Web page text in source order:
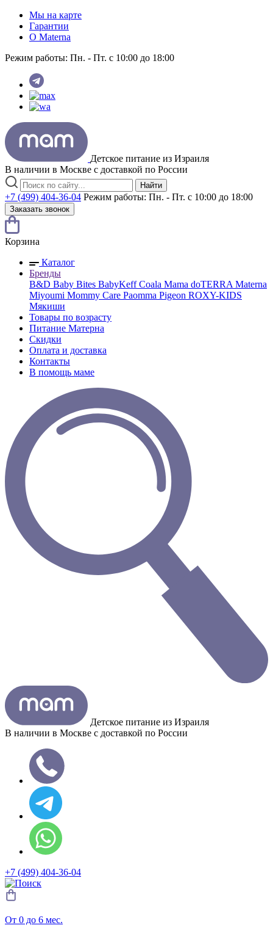
Мы на карте
Гарантии
O Materna
Режим работы: Пн. - Пт. с 10:00 до 18:00
Детское питание из Израиля
В наличии в Москве с доставкой по России
Найти
+7 (499) 404-36-04 Режим работы: Пн. - Пт. с 10:00 до 18:00
Заказать звонок
Корзина
Каталог
Бренды
B&D Baby Bites BabyKeffCoala Mama doTERRA Materna
Miyoumi Mommy Care Paomma Pigeon ROXY-KIDS
Мякиши
Товары по возрасту
Питание Матерна
Скидки
Оплата и доставка
Контакты
В помощь маме
Детское питание из Израиля
В наличии в Москве с доставкой по России
+7 (499) 404-36-04
От 0 до 6 мес.